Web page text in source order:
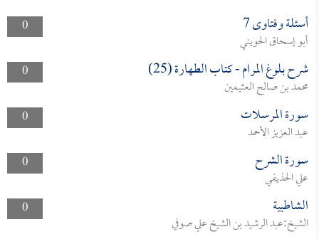
0 أسئلة وفتاوى 7
أبو إسحاق الحويني
0
شرح بلوغ المرام - كتاب الطهارة (25)
محمد بن صالح العثيمين
0
سورة المرسلات
عبد العزيز الأحمد
0
سورة الشرح
علي الحذيفي
0
الشاطبية
الشيخ:عبد الرشيد بن الشيخ علي صوفي